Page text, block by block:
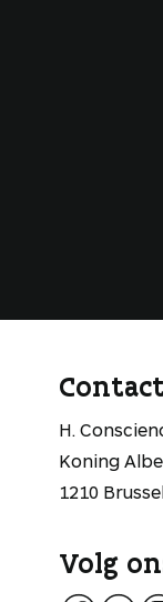
Contact
H.
Koning
1210
Volg